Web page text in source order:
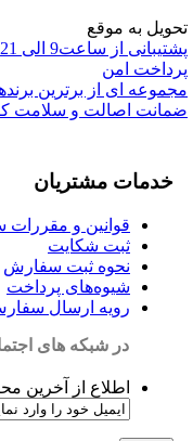
تحویل به موقع
پشتیبانی از ساعت9 الی 21
پرداخت امن
مجموعه ای از برترین
ضمانت اصالت و سلامت
خدمات مشتریان
قوانین و مقررات
ثبت شکایت
نحوه ثبت سفارش
شیوه‌های پرداخت
رویه ارسال
در شبکه های
اطلاع از آخرین